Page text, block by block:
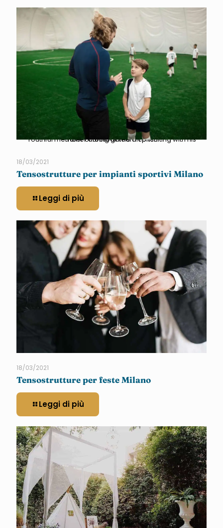
Youthful member of football team consulting with his trainer during game on pitch
18/03/2021
Tensostrutture per impianti sportivi Milano
Leggi di più
18/03/2021
Tensostrutture per feste Milano
Leggi di più